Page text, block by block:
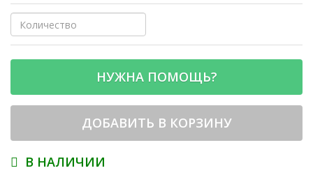
НУЖНА ПОМОЩЬ?
ДОБАВИТЬ В КОРЗИНУ
В НАЛИЧИИ